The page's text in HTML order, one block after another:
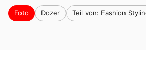
Foto Dozer Teil von: Fashion